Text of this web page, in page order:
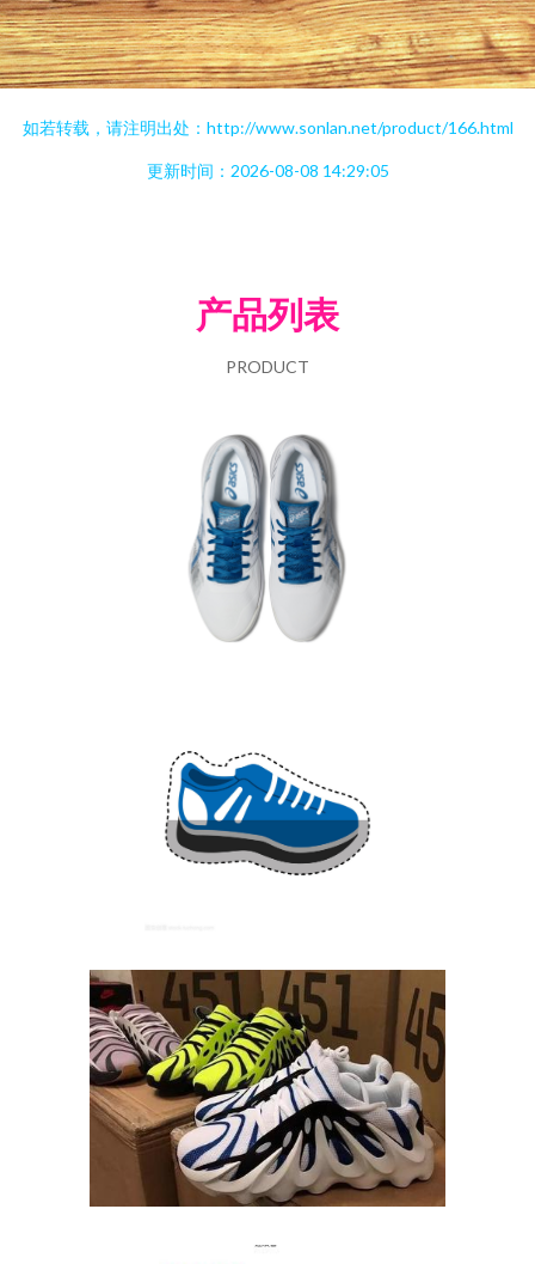
如若转载，请注明出处：http://www.sonlan.net/product/166.html
更新时间：2026-08-08 14:29:05
产品列表
PRODUCT